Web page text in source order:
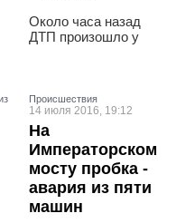
Около часа назад
ДТП произошло у
Проиcшествия
14 июля 2016, 19:12
На
Императорском
мосту пробка -
авария из пяти
машин